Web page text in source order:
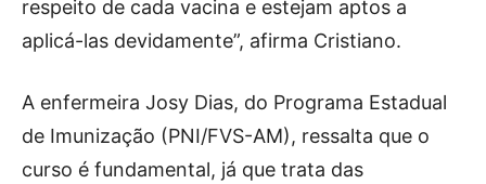
respeito de cada vacina e estejam aptos a
aplicá-las devidamente”, afirma Cristiano.
A enfermeira Josy Dias, do Programa Estadual
de Imunização (PNI/FVS-AM), ressalta que o
curso é fundamental, já que trata das